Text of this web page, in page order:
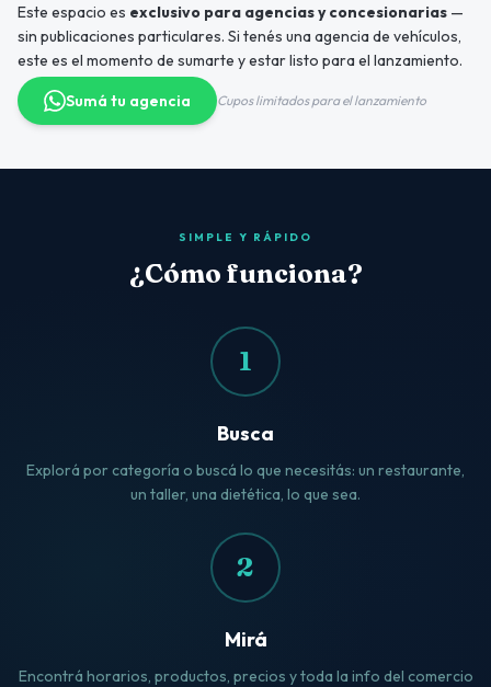
Este espacio es exclusivo para agencias y concesionarias —
sin publicaciones particulares. Si tenés una agencia de vehículos,
este es el momento de sumarte y estar listo para el lanzamiento.
Sumá tu agencia Cupos limitados para el lanzamiento
SIMPLE Y RÁPIDO
¿Cómo funciona?
1
Busca
Explorá por categoría o buscá lo que necesitás: un restaurante,
un taller, una dietética, lo que sea.
2
Mirá
Encontrá horarios, productos, precios y toda la info del comercio